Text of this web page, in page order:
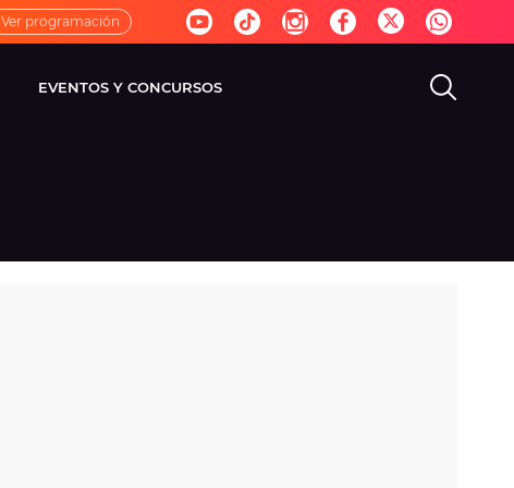
Ver programación
EVENTOS Y CONCURSOS